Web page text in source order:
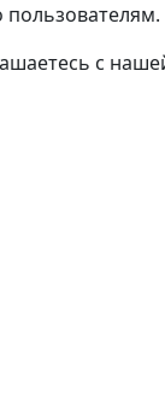
пользователям.
с